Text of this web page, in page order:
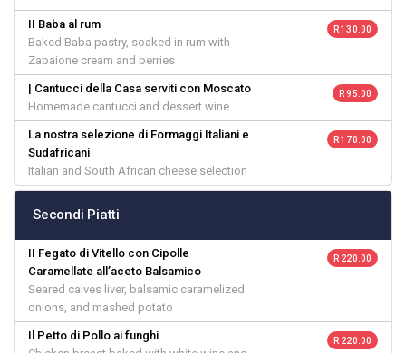
II Baba al rum
Baked Baba pastry, soaked in rum with
Zabaione cream and berries
R 130.00
| Cantucci della Casa serviti con Moscato
Homemade cantucci and dessert wine
R 95.00
La nostra selezione di Formaggi Italiani e
Sudafricani
Italian and South African cheese selection
R 170.00
Secondi Piatti
II Fegato di Vitello con Cipolle
Caramellate all’aceto Balsamico
Seared calves liver, balsamic caramelized
onions, and mashed potato
R 220.00
Il Petto di Pollo ai funghi
R 220.00